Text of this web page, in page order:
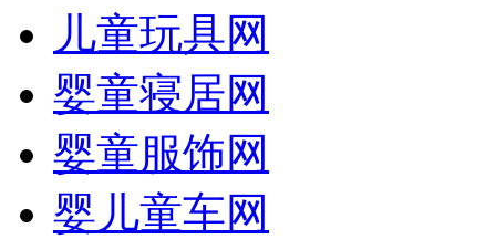
儿童玩具网
婴童寝居网
婴童服饰网
婴儿童车网